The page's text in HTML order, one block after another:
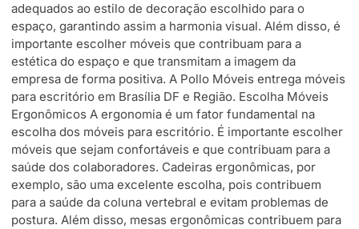
adequados ao estilo de decoração escolhido para o
espaço, garantindo assim a harmonia visual. Além disso, é
importante escolher móveis que contribuam para a
estética do espaço e que transmitam a imagem da
empresa de forma positiva. A Pollo Móveis entrega móveis
para escritório em Brasília DF e Região. Escolha Móveis
Ergonômicos A ergonomia é um fator fundamental na
escolha dos móveis para escritório. É importante escolher
móveis que sejam confortáveis e que contribuam para a
saúde dos colaboradores. Cadeiras ergonômicas, por
exemplo, são uma excelente escolha, pois contribuem
para a saúde da coluna vertebral e evitam problemas de
postura. Além disso, mesas ergonômicas contribuem para